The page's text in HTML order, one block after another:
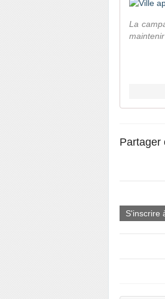
La
Partager
S'inscrire